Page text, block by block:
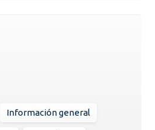
Información general